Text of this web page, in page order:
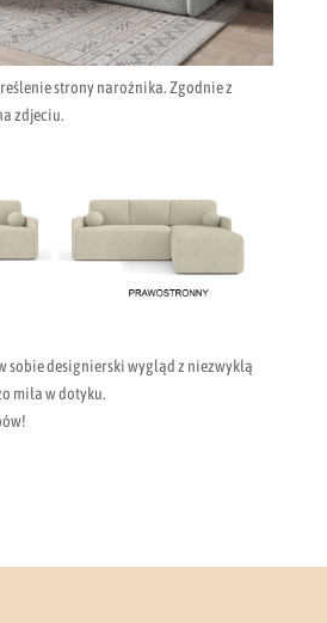
strony narożnika. Zgodnie z
zdjeciu.
sobie designierski wygląd z niezwykłą
miła w dotyku.